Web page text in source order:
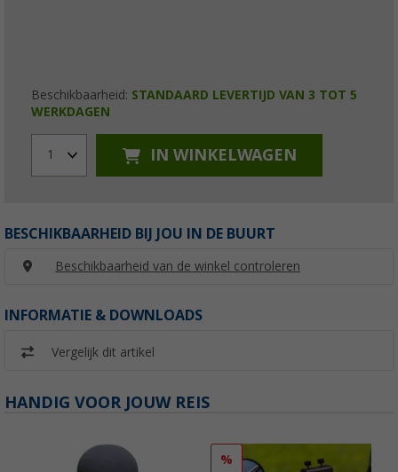
Beschikbaarheid: STANDAARD LEVERTIJD VAN 3 TOT 5
WERKDAGEN
1 IN WINKELWAGEN
BESCHIKBAARHEID BIJ JOU IN DE BUURT
Beschikbaarheid van de winkel controleren
INFORMATIE & DOWNLOADS
Vergelijk dit artikel
HANDIG VOOR JOUW REIS
%